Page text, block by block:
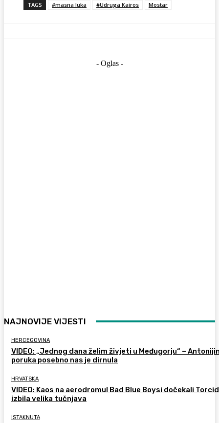
TAGS #masna luka #Udruga Kairos Mostar
- Oglas -
NAJNOVIJE VIJESTI
HERCEGOVINA
VIDEO: „Jednog dana želim živjeti u Međugorju“ –
poruka posebno nas je dirnula
HRVATSKA
VIDEO: Kaos na aerodromu! Bad Blue Boysi dočekali
izbila velika tučnjava
ISTAKNUTA